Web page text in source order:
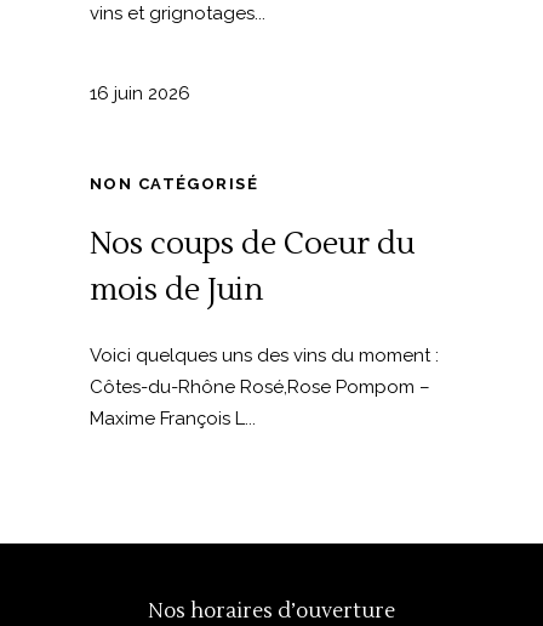
vins et grignotages...
16 juin 2026
NON CATÉGORISÉ
Nos coups de Coeur du
mois de Juin
Voici quelques uns des vins du moment :
Côtes-du-Rhône Rosé,Rose Pompom –
Maxime François L...
Nos horaires d’ouverture